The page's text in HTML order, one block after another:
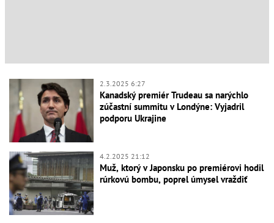
2.3.2025 6:27
Kanadský premiér Trudeau sa narýchlo
zúčastní summitu v Londýne: Vyjadril
podporu Ukrajine
4.2.2025 21:12
Muž, ktorý v Japonsku po premiérovi hodil
rúrkovú bombu, poprel úmysel vraždiť